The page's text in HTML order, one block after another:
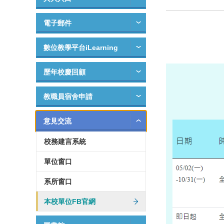
電子郵件
數位教學平台iLearning
歷年校慶回顧
教職員宿舍申請
意見交流
校務建言系統
單位窗口
系所窗口
本校單位FB官網